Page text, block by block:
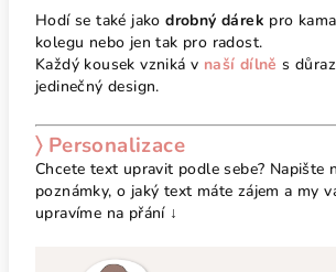
Hodí se také jakodrobný dárek pro
kolegu nebo jen tak pro radost.
Každý kousek vzniká v naší dílně s
jedinečný design.
〉 Personalizace
Chcete text upravit podle sebe? Napište
poznámky, o jaký text máte zájem a my
upravíme na přání ↓